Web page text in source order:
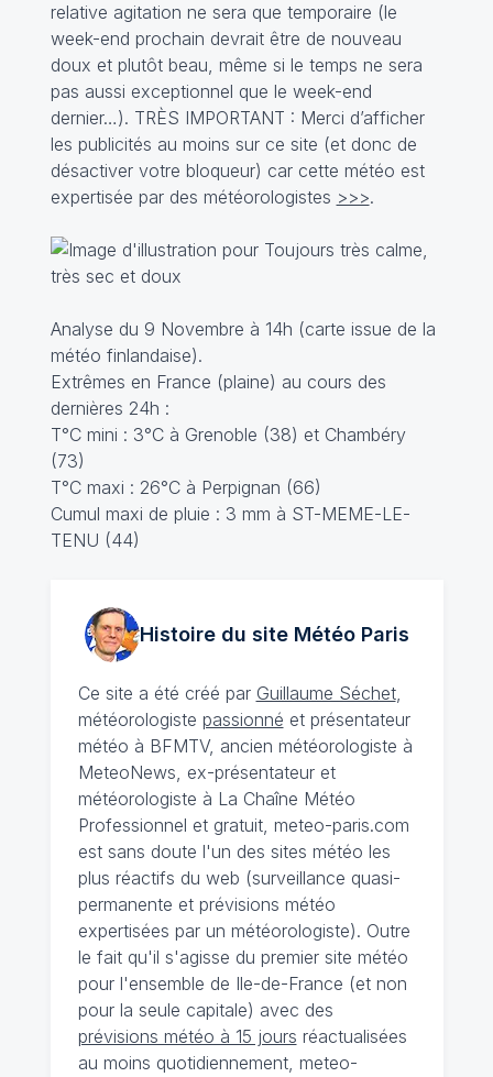
relative agitation ne sera que temporaire (le
week-end prochain devrait être de nouveau
doux et plutôt beau, même si le temps ne sera
pas aussi exceptionnel que le week-end
dernier…). TRÈS IMPORTANT : Merci d’afficher
les publicités au moins sur ce site (et donc de
désactiver votre bloqueur) car cette météo est
expertisée par des météorologistes >>>.
Analyse du 9 Novembre à 14h (carte issue de la
météo finlandaise).
Extrêmes en France (plaine) au cours des
dernières 24h :
T°C mini : 3°C à Grenoble (38) et Chambéry
(73)
T°C maxi : 26°C à Perpignan (66)
Cumul maxi de pluie : 3 mm à ST-MEME-LE-
TENU (44)
Histoire du site MétéoParis
Ce site a été créé par Guillaume Séchet,
météorologiste passionné et présentateur
météo à BFMTV, ancien météorologiste à
MeteoNews, ex-présentateur et
météorologiste à La Chaîne Météo
Professionnel et gratuit, meteo-paris.com
est sans doute l'un des sites météo les
plus réactifs du web (surveillance quasi-
permanente et prévisions météo
expertisées par un météorologiste). Outre
le fait qu'il s'agisse du premier site météo
pour l'ensemble de Ile-de-France (et non
pour la seule capitale) avec des
prévisions météo à 15 jours réactualisées
au moins quotidiennement, meteo-